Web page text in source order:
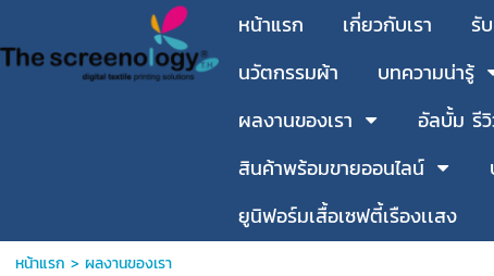
หน้าแรก เกี่ยวกับเรา รั
นวัตกรรมผ้า
บทความน่ารู้
ผลงานของเรา
อัลบั้ม รี
สินค้าพร้อมขายออนไลน์
ยูนิฟอร์มเสื้อเซฟตี้เรืองเเสง
หน้าแรก > ผลงานของเรา